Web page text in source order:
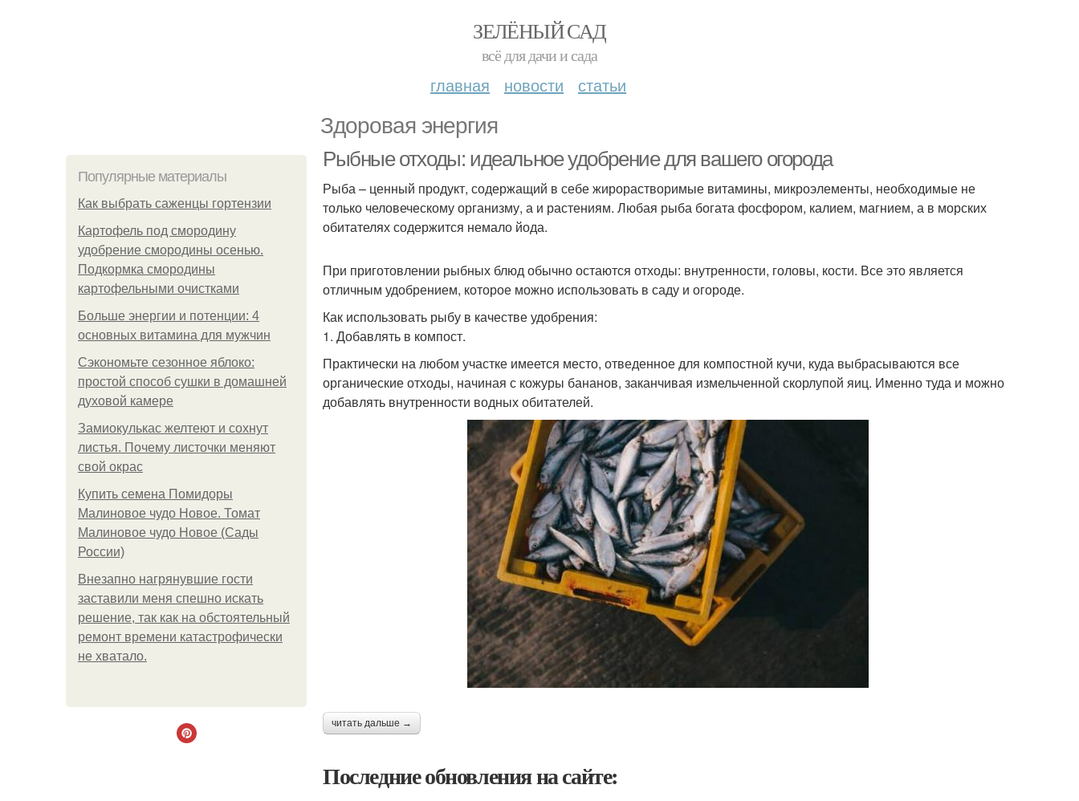
ЗЕЛЁНЫЙ САД
всё для дачи и сада
главная новости статьи
Здоровая энергия
Популярные материалы
Как выбрать саженцы гортензии
Картофель под смородину
удобрение смородины осенью.
Подкормка смородины
картофельными очистками
Больше энергии и потенции: 4
основных витамина для мужчин
Сэкономьте сезонное яблоко:
простой способ сушки в домашней
духовой камере
Замиокулькас желтеют и сохнут
листья. Почему листочки меняют
свой окрас
Купить семена Помидоры
Малиновое чудо Новое. Томат
Малиновое чудо Новое (Сады
России)
Внезапно нагрянувшие гости
заставили меня спешно искать
решение, так как на обстоятельный
ремонт времени катастрофически
не хватало.
Рыбные отходы: идеальное удобрение для вашего огорода
Рыба – ценный продукт, содержащий в себе жирорастворимые витамины, микроэлементы, необходимые не
только человеческому организму, а и растениям. Любая рыба богата фосфором, калием, магнием, а в морских
обитателях содержится немало йода.
При приготовлении рыбных блюд обычно остаются отходы: внутренности, головы, кости. Все это является
отличным удобрением, которое можно использовать в саду и огороде.
Как использовать рыбу в качестве удобрения:
1. Добавлять в компост.
Практически на любом участке имеется место, отведенное для компостной кучи, куда выбрасываются все
органические отходы, начиная с кожуры бананов, заканчивая измельченной скорлупой яиц. Именно туда и можно
добавлять внутренности водных обитателей.
читать дальше →
Последние обновления на сайте: